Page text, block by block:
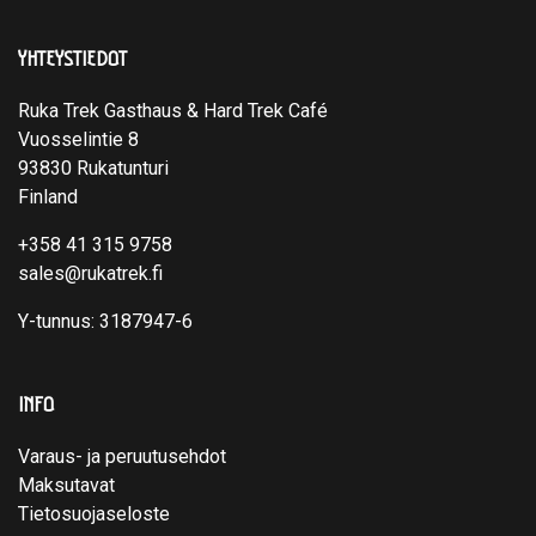
YHTEYSTIEDOT
Ruka Trek Gasthaus & Hard Trek Café
Vuosselintie 8
93830 Rukatunturi
Finland
+358 41 315 9758
sales@rukatrek.fi
Y-tunnus: 3187947-6
INFO
Varaus- ja peruutusehdot
Maksutavat
Tietosuojaseloste